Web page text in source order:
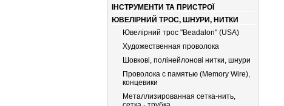
ІНСТРУМЕНТИ ТА ПРИСТРОЇ
ЮВЕЛІРНИЙ ТРОС, ШНУРИ, НИТКИ
Ювелірний трос "Beadalon" (USA)
Художественная проволока
Шовкові, полінейлонові нитки, шнури
Проволока с памятью (Memory Wire),
концевики
Металлизированная сетка-нить,